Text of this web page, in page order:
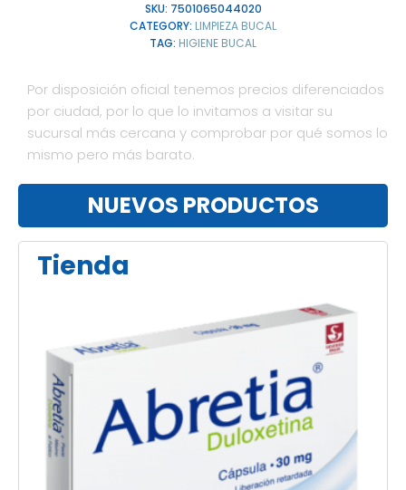
SKU: 7501065044020
CATEGORY: LIMPIEZA BUCAL
TAG: HIGIENE BUCAL
Por disposición oficial tenemos precios diferenciados
por ciudad, por lo que lo invitamos a visitar su
sucursal más cercana y comprobar por qué somos lo
mismo pero más barato.
NUEVOS PRODUCTOS
Tienda